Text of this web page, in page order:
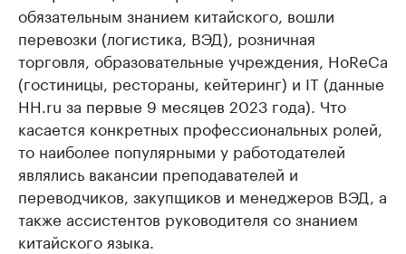
обязательным знанием китайского, вошли
перевозки (логистика, ВЭД), розничная
торговля, образовательные учреждения, HoReCa
(гостиницы, рестораны, кейтеринг) и IT (данные
HH.ru за первые 9 месяцев 2023 года). Что
касается конкретных профессиональных ролей,
то наиболее популярными у работодателей
являлись вакансии преподавателей и
переводчиков, закупщиков и менеджеров ВЭД, а
также ассистентов руководителя со знанием
китайского языка.